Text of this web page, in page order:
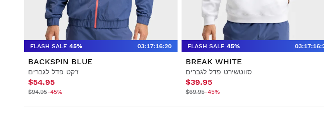
FLASH SALE 45% 03:17:16:19
BACKSPIN BLUE
ז'קט פדל לגברים
$54.95
$94.95-45%
FLASH SALE 45% 03:17:16:
BREAK WHITE
סווטשירט פדל לגברים
$39.95
$69.95-45%